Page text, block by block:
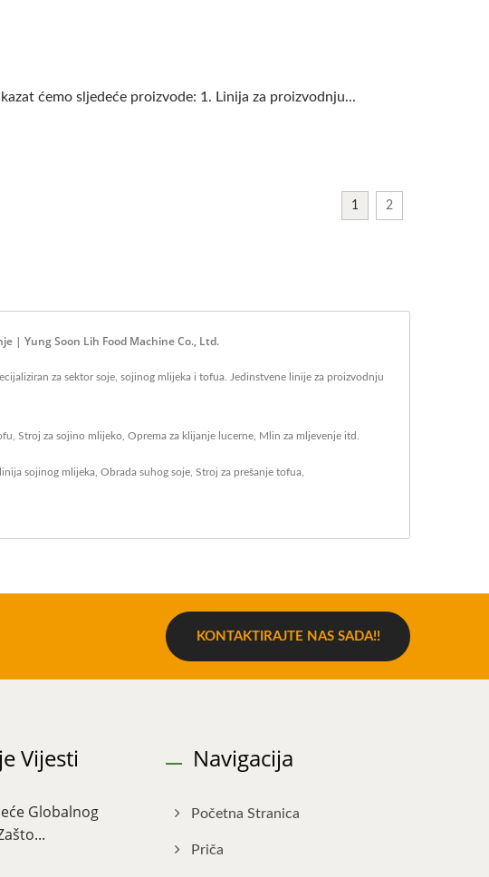
ćemo sljedeće proizvode: 1. Linija za proizvodnju...
1 2
| Yung Soon Lih Food Machine Co., Ltd.
za sektor soje, sojinog mlijeka i tofua. Jedinstvene linije za proizvodnju
Stroj za sojino mlijeko, Oprema za klijanje lucerne, Mlin za mljevenje itd.
sojinog mlijeka Obrada suhog soje Stroj za prešanje tofua
KONTAKTIRAJTE NAS SADA!!
Vijesti
Globalnog
Navigacija
Početna Stranica
Priča